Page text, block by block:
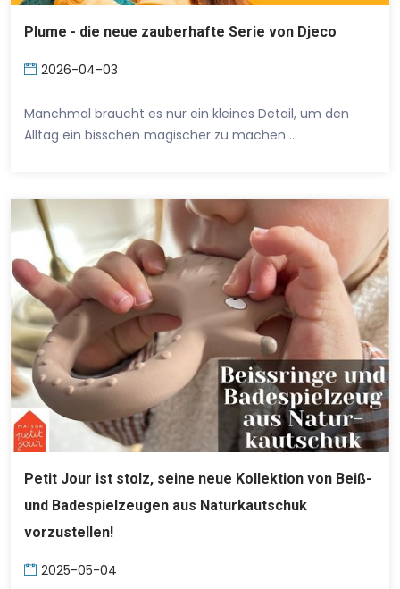
Plume - die neue zauberhafte Serie von Djeco
2026-04-03
Manchmal braucht es nur ein kleines Detail, um den
Alltag ein bisschen magischer zu machen …
Petit Jour ist stolz, seine neue Kollektion von Beiß-
und Badespielzeugen aus Naturkautschuk
vorzustellen!
2025-05-04